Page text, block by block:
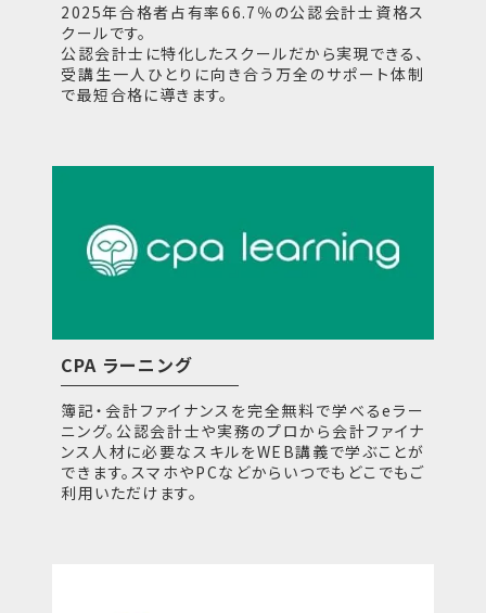
2025年合格者占有率66.7％の公認会計士資格ス
クールです。
公認会計士に特化したスクールだから実現できる、
受講生一人ひとりに向き合う万全のサポート体制
で最短合格に導きます。
CPA ラーニング
簿記・会計ファイナンスを完全無料で学べるeラー
ニング。公認会計士や実務のプロから会計ファイナ
ンス人材に必要なスキルをWEB講義で学ぶことが
できます。スマホやPCなどからいつでもどこでもご
利用いただけます。